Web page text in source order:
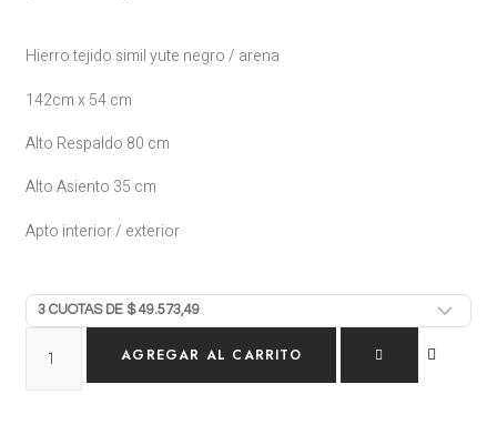
Hierro tejido simil yute negro / arena
142cm x 54 cm
Alto Respaldo 80 cm
Alto Asiento 35 cm
Apto interior / exterior
AGREGAR AL CARRITO